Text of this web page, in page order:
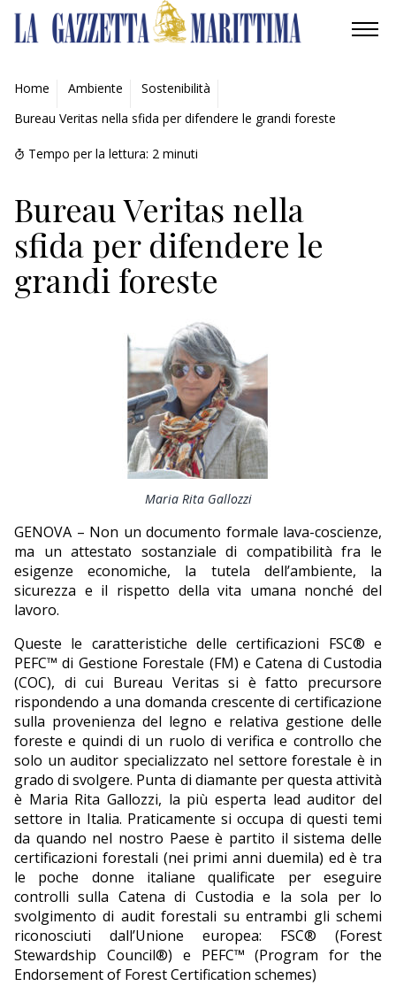
AMBIENTE
MOBILITÀ
INDUSTRIA
RICERCA
ECONOMIA
TURISMO
Home Ambiente
Sostenibilità
Bureau Veritas nella sfida per difendere le grandi foreste
Tempo per la lettura: 2 minuti
Bureau Veritas nella
sfida per difendere le
grandi foreste
Maria Rita Gallozzi
GENOVA – Non un documento formale lava-coscienze,
ma un attestato sostanziale di compatibilità fra le
esigenze economiche, la tutela dell’ambiente, la
sicurezza e il rispetto della vita umana nonché del
lavoro.
Queste le caratteristiche delle certificazioni FSC® e
PEFC™ di Gestione Forestale (FM) e Catena di Custodia
(COC), di cui Bureau Veritas si è fatto precursore
rispondendo a una domanda crescente di certificazione
sulla provenienza del legno e relativa gestione delle
foreste e quindi di un ruolo di verifica e controllo che
solo un auditor specializzato nel settore forestale è in
grado di svolgere. Punta di diamante per questa attività
è Maria Rita Gallozzi, la più esperta lead auditor del
settore in Italia. Praticamente si occupa di questi temi
da quando nel nostro Paese è partito il sistema delle
certificazioni forestali (nei primi anni duemila) ed è tra
le poche donne italiane qualificate per eseguire
controlli sulla Catena di Custodia e la sola per lo
svolgimento di audit forestali su entrambi gli schemi
riconosciuti dall’Unione europea: FSC® (Forest
Stewardship Council®) e PEFC™ (Program for the
Endorsement of Forest Certification schemes)